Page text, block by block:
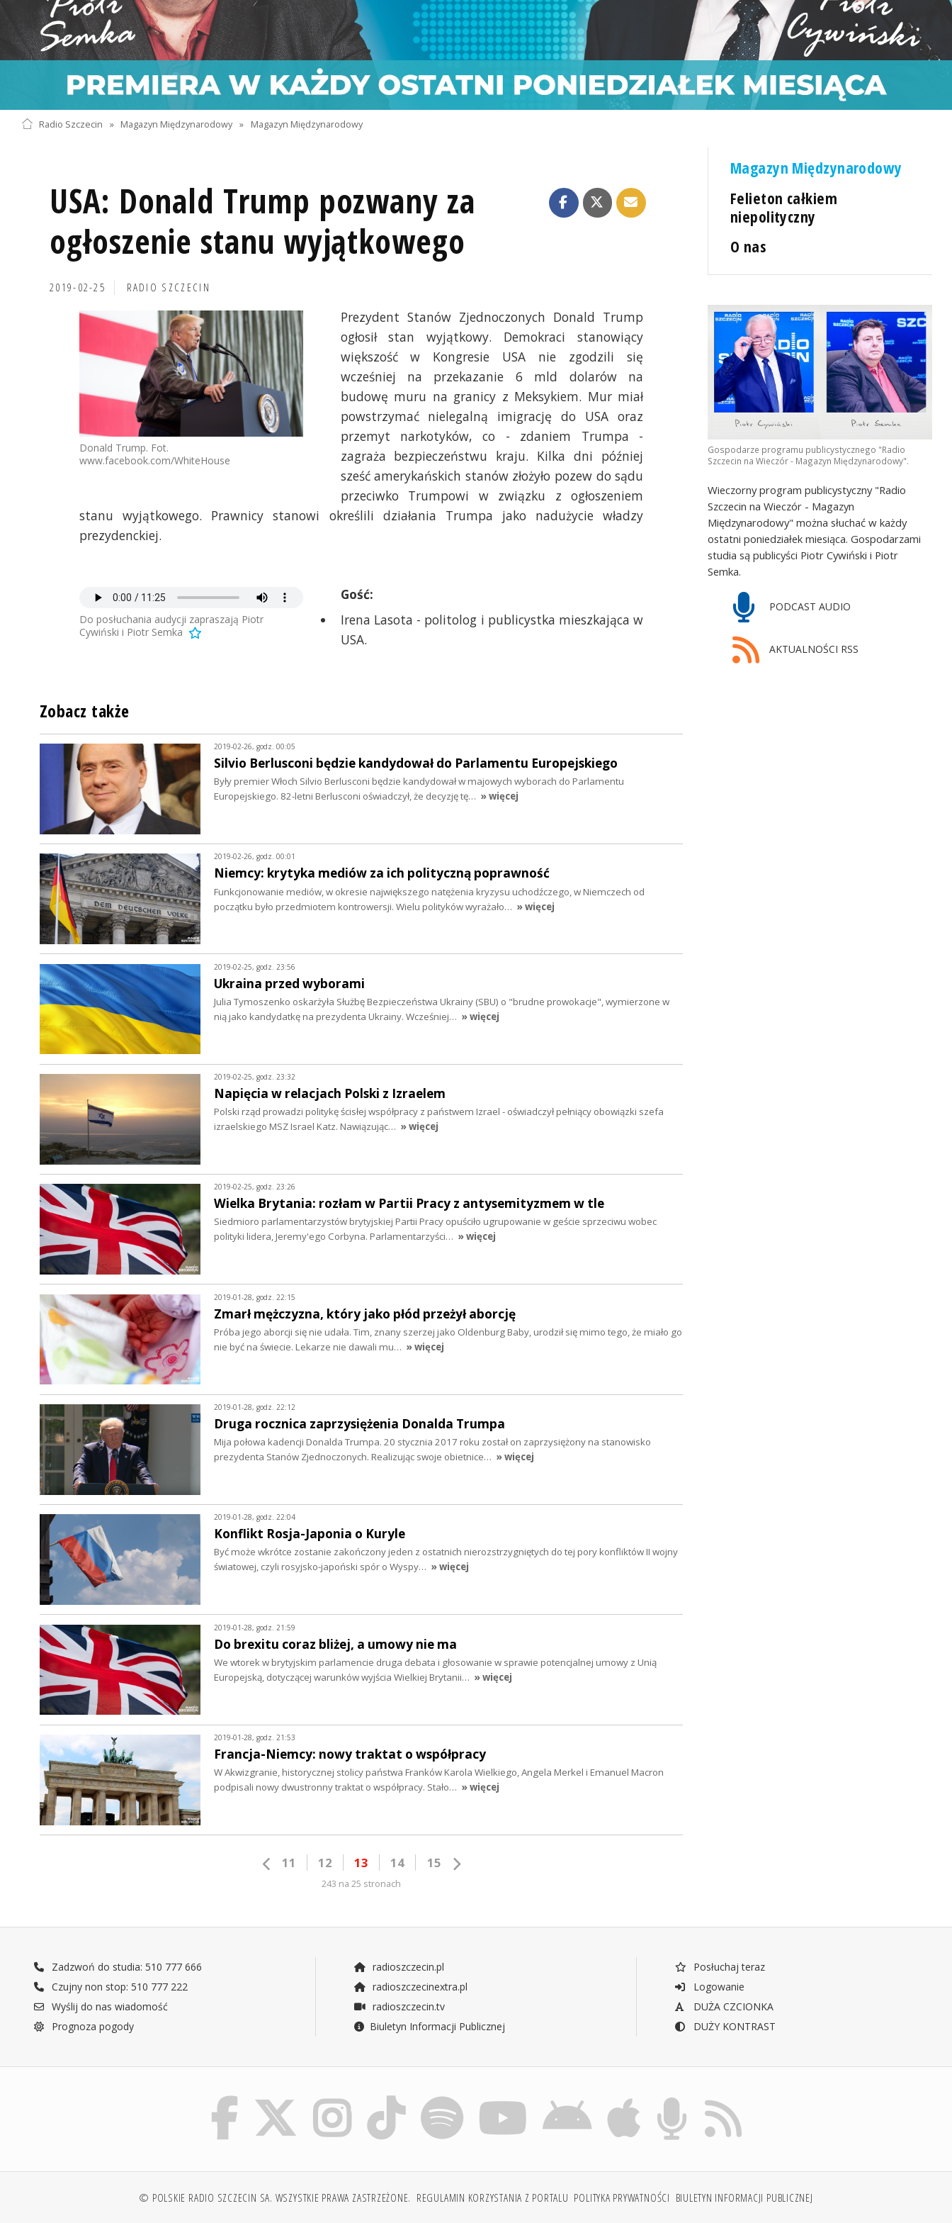
Radio Szczecin » Magazyn Międzynarodowy » Magazyn Międzynarodowy
USA: Donald Trump pozwany za
ogłoszenie stanu wyjątkowego
2019-02-25 RADIO SZCZECIN
Donald Trump. Fot.
www.facebook.com/WhiteHouse
Prezydent Stanów Zjednoczonych Donald Trump
ogłosił stan wyjątkowy. Demokraci stanowiący
większość w Kongresie USA nie zgodzili się
wcześniej na przekazanie 6 mld dolarów na
budowę muru na granicy z Meksykiem. Mur miał
powstrzymać nielegalną imigrację do USA oraz
przemyt narkotyków, co - zdaniem Trumpa -
zagraża bezpieczeństwu kraju. Kilka dni później
sześć amerykańskich stanów złożyło pozew do sądu
przeciwko Trumpowi w związku z ogłoszeniem
stanu wyjątkowego. Prawnicy stanowi określili działania Trumpa jako nadużycie władzy
prezydenckiej.
Do posłuchania audycji zapraszają Piotr
Cywiński i Piotr Semka
Gość:
Irena Lasota - politolog i publicystka mieszkająca w
USA.
Magazyn Międzynarodowy
Felieton całkiem
niepolityczny
O nas
Gospodarze programu publicystycznego "Radio
Szczecin na Wieczór - Magazyn Międzynarodowy".
Wieczorny program publicystyczny "Radio
Szczecin na Wieczór - Magazyn
Międzynarodowy" można słuchać w każdy
ostatni poniedziałek miesiąca. Gospodarzami
studia są publicyści Piotr Cywiński i Piotr
Semka.
PODCAST AUDIO
AKTUALNOŚCI RSS
Zobacz także
2019-02-26, godz. 00:05
Silvio Berlusconi będzie kandydował do Parlamentu Europejskiego
Były premier Włoch Silvio Berlusconi będzie kandydował w majowych wyborach do Parlamentu
Europejskiego. 82-letni Berlusconi oświadczył, że decyzję tę… » więcej
2019-02-26, godz. 00:01
Niemcy: krytyka mediów za ich polityczną poprawność
Funkcjonowanie mediów, w okresie największego natężenia kryzysu uchodźczego, w Niemczech od
początku było przedmiotem kontrowersji. Wielu polityków wyrażało… » więcej
2019-02-25, godz. 23:56
Ukraina przed wyborami
Julia Tymoszenko oskarżyła Służbę Bezpieczeństwa Ukrainy (SBU) o "brudne prowokacje", wymierzone w
nią jako kandydatkę na prezydenta Ukrainy. Wcześniej… » więcej
2019-02-25, godz. 23:32
Napięcia w relacjach Polski z Izraelem
Polski rząd prowadzi politykę ścisłej współpracy z państwem Izrael - oświadczył pełniący obowiązki szefa
izraelskiego MSZ Israel Katz. Nawiązując… » więcej
2019-02-25, godz. 23:26
Wielka Brytania: rozłam w Partii Pracy z antysemityzmem w tle
Siedmioro parlamentarzystów brytyjskiej Partii Pracy opuściło ugrupowanie w geście sprzeciwu wobec
polityki lidera, Jeremy'ego Corbyna. Parlamentarzyści… » więcej
2019-01-28, godz. 22:15
Zmarł mężczyzna, który jako płód przeżył aborcję
Próba jego aborcji się nie udała. Tim, znany szerzej jako Oldenburg Baby, urodził się mimo tego, że miało go
nie być na świecie. Lekarze nie dawali mu… » więcej
2019-01-28, godz. 22:12
Druga rocznica zaprzysiężenia Donalda Trumpa
Mija połowa kadencji Donalda Trumpa. 20 stycznia 2017 roku został on zaprzysiężony na stanowisko
prezydenta Stanów Zjednoczonych. Realizując swoje obietnice… » więcej
2019-01-28, godz. 22:04
Konflikt Rosja-Japonia o Kuryle
Być może wkrótce zostanie zakończony jeden z ostatnich nierozstrzygniętych do tej pory konfliktów II wojny
światowej, czyli rosyjsko-japoński spór o Wyspy… » więcej
2019-01-28, godz. 21:59
Do brexitu coraz bliżej, a umowy nie ma
We wtorek w brytyjskim parlamencie druga debata i głosowanie w sprawie potencjalnej umowy z Unią
Europejską, dotyczącej warunków wyjścia Wielkiej Brytanii… » więcej
2019-01-28, godz. 21:53
Francja-Niemcy: nowy traktat o współpracy
W Akwizgranie, historycznej stolicy państwa Franków Karola Wielkiego, Angela Merkel i Emanuel Macron
podpisali nowy dwustronny traktat o współpracy. Stało… » więcej
11 12 13 14 15
243 na 25 stronach
Zadzwoń do studia: 510 777 666
Czujny non stop: 510 777 222
Wyślij do nas wiadomość
Prognoza pogody
radioszczecin.pl
radioszczecinextra.pl
radioszczecin.tv
Biuletyn Informacji Publicznej
Posłuchaj teraz
Logowanie
DUŻA CZCIONKA
DUŻY KONTRAST
© POLSKIE RADIO SZCZECIN SA. WSZYSTKIE PRAWA ZASTRZEŻONE. REGULAMIN KORZYSTANIA Z PORTALU POLITYKA PRYWATNOŚCI BIULETYN INFORMACJI PUBLICZNEJ